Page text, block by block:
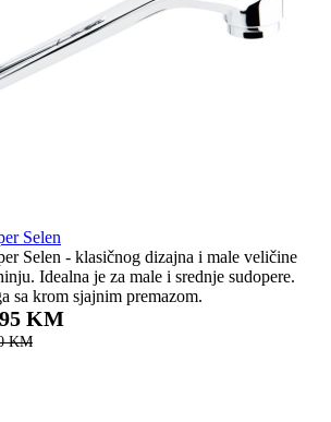
Selen
Selen - klasičnog dizajna i male veličine
Idealna je za male i srednje sudopere.
sa krom sjajnim premazom.
KM
KM